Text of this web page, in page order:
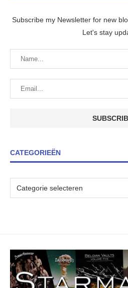
Subscribe my Newsletter for new
Let's stay
CATEGORIEËN